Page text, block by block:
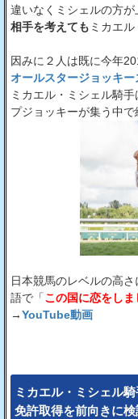
違いなくミシェルの方
相手を考えても ミカエ
因みに２人は既に今年
オールスタージョッキ
ミカエル・ミシェル騎手
プジョッキーが集う中で
日本競馬のレベルの高
語で「この国に恋をしま
→YouTube動画
ミカエル・ミシェル
免許取得を前向きに検